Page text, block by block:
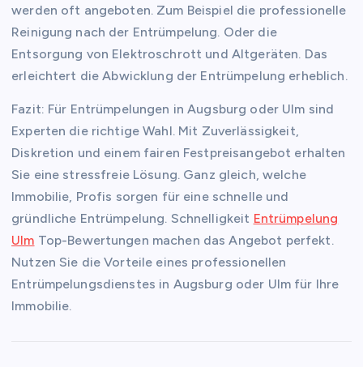
werden oft angeboten. Zum Beispiel die professionelle
Reinigung nach der Entrümpelung. Oder die
Entsorgung von Elektroschrott und Altgeräten. Das
erleichtert die Abwicklung der Entrümpelung erheblich.
Fazit: Für Entrümpelungen in Augsburg oder Ulm sind
Experten die richtige Wahl. Mit Zuverlässigkeit,
Diskretion und einem fairen Festpreisangebot erhalten
Sie eine stressfreie Lösung. Ganz gleich, welche
Immobilie, Profis sorgen für eine schnelle und
gründliche Entrümpelung. Schnelligkeit Entrümpelung
Ulm Top-Bewertungen machen das Angebot perfekt.
Nutzen Sie die Vorteile eines professionellen
Entrümpelungsdienstes in Augsburg oder Ulm für Ihre
Immobilie.